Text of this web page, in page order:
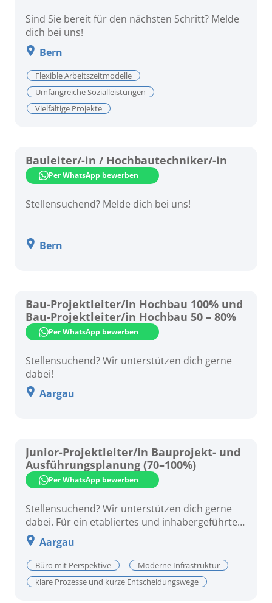
Sind Sie bereit für den nächsten Schritt? Melde
dich bei uns!
Bern
Flexible Arbeitszeitmodelle
Umfangreiche Sozialleistungen
Vielfältige Projekte
Bauleiter/-in / Hochbautechniker/-in
Per WhatsApp bewerben
Stellensuchend? Melde dich bei uns!
Bern
Bau-Projektleiter/in Hochbau 100% und
Bau-Projektleiter/in Hochbau 50 – 80%
Per WhatsApp bewerben
Stellensuchend? Wir unterstützen dich gerne
dabei!
Aargau
Junior-Projektleiter/in Bauprojekt- und
Ausführungsplanung (70–100%)
Per WhatsApp bewerben
Stellensuchend? Wir unterstützen dich gerne
dabei. Für ein etabliertes und inhabergeführtes
Architekturbüro im Raum Baden-Dättwil suchen
wir zur Verstärkung des Teams eine engagierte
Persönlichkeit im Bereich Bauprojekt- und
Ausführungsplanung.
Aargau
Büro mit Perspektive
Moderne Infrastruktur
klare Prozesse und kurze Entscheidungswege